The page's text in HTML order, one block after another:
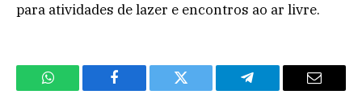
para atividades de lazer e encontros ao ar livre.
WhatsApp Facebook Twitter Telegram Email